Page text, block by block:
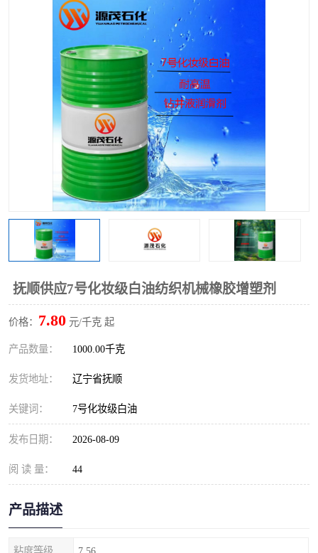
抚顺供应7号化妆级白油纺织机械橡胶增塑剂
价格： 7.80 元/千克 起
产品数量： 1000.00千克
发货地址： 辽宁省抚顺
关键词： 7号化妆级白油
发布日期： 2026-08-09
阅 读 量： 44
产品描述
26+32号化妆级白油 46+68号化妆级白油
2731溶剂油